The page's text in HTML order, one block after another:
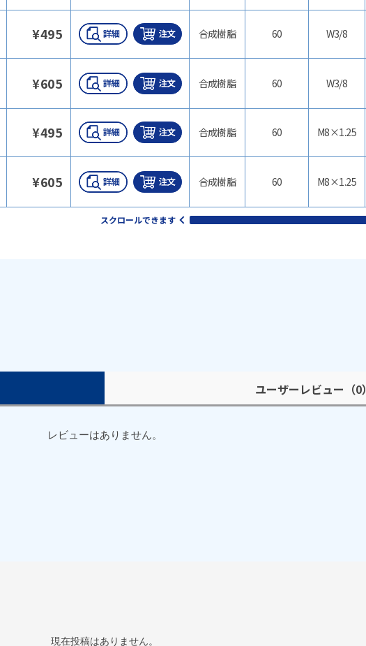
¥495
¥605
¥495
¥605
スクロールできます
合成樹脂 60 W3/8
合成樹脂 60 W3/8
合成樹脂 60 M8×1.25
合成樹脂 60 M8×1.25
ユーザーレビュー （0）
レビューはありません。
現在投稿はありません。